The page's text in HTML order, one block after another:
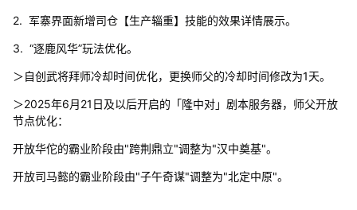
2. 军寨界面新增司仓【生产辎重】技能的效果详情展示。
3. “逐鹿风华”玩法优化。
＞自创武将拜师冷却时间优化，更换师父的冷却时间修改为1天。
＞2025年6月21日及以后开启的「隆中对」剧本服务器，师父开放
节点优化：
开放华佗的霸业阶段由"跨荆鼎立"调整为"汉中奠基"。
开放司马懿的霸业阶段由"子午奇谋"调整为"北定中原"。